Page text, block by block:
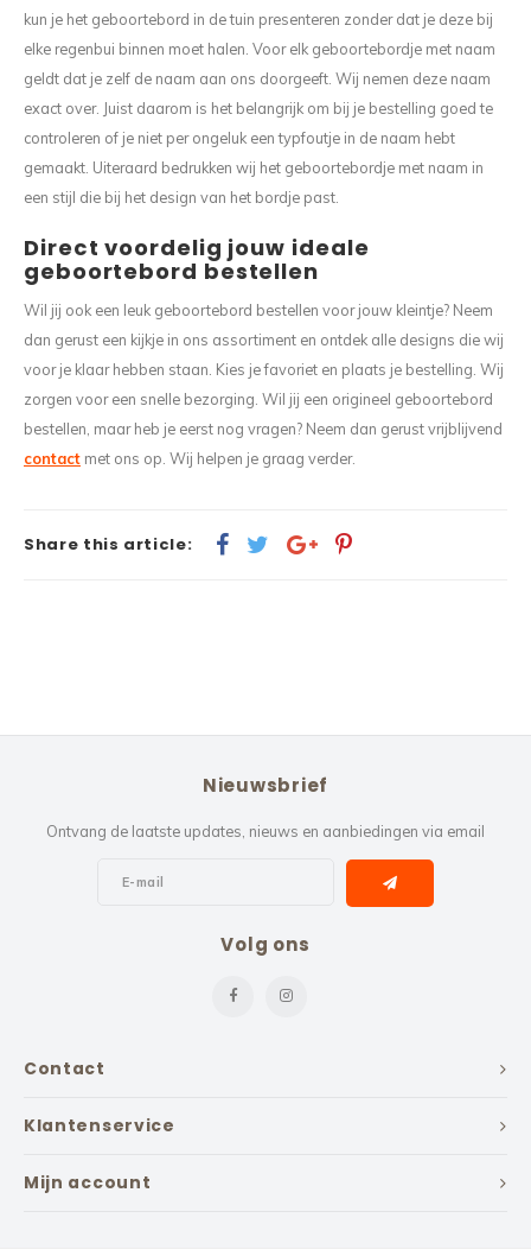
kun je het geboortebord in de tuin presenteren zonder dat je deze bij
elke regenbui binnen moet halen. Voor elk geboortebordje met naam
geldt dat je zelf de naam aan ons doorgeeft. Wij nemen deze naam
exact over. Juist daarom is het belangrijk om bij je bestelling goed te
controleren of je niet per ongeluk een typfoutje in de naam hebt
gemaakt. Uiteraard bedrukken wij het geboortebordje met naam in
een stijl die bij het design van het bordje past.
Direct voordelig jouw ideale
geboortebord bestellen
Wil jij ook een leuk geboortebord bestellen voor jouw kleintje? Neem
dan gerust een kijkje in ons assortiment en ontdek alle designs die wij
voor je klaar hebben staan. Kies je favoriet en plaats je bestelling. Wij
zorgen voor een snelle bezorging. Wil jij een origineel geboortebord
bestellen, maar heb je eerst nog vragen? Neem dan gerust vrijblijvend
contact met ons op. Wij helpen je graag verder.
Share this article:
Contact
Nieuwsbrief
Ontvang de laatste updates, nieuws en aanbiedingen via email
Volg ons
Klantenservice
Mijn account